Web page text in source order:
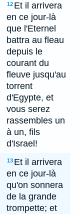
12 Et il arrivera
en ce jour-là
que l'Eternel
battra au fleau
depuis le
courant du
fleuve jusqu'au
torrent
d'Egypte, et
vous serez
rassembles un
à un, fils
d'Israel!
13 Et il arrivera
en ce jour-là
qu'on sonnera
de la grande
trompette; et